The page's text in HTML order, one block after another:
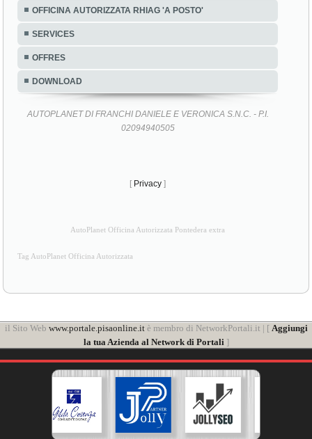
OFFICINA AUTORIZZATA RHIAG 'A POSTO'
SERVICES
OFFRES
DOWNLOAD
AUTOPLANET DI FRANCHI DANIELE E VERONICA S.N.C. - P.I.
02094940505
[ Privacy ]
AutoPlanet Officina Autorizzata Pontedera extra
Tag AutoPlanet Officina Autorizzata
il Sito Web www.portale.pisaonline.itè membro di NetworkPortali.it | [ Aggiungi
la tua Azienda al Network di Portali]